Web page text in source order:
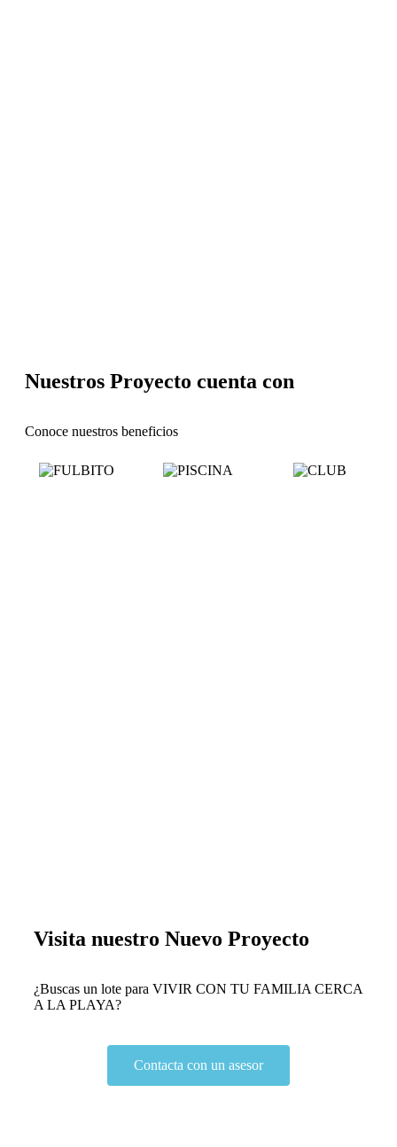
Nuestros Proyecto cuenta con
Conoce nuestros beneficios
Visita nuestro Nuevo Proyecto
¿Buscas un lote para VIVIR CON TU FAMILIA CERCA
A LA PLAYA?
Contacta con un asesor